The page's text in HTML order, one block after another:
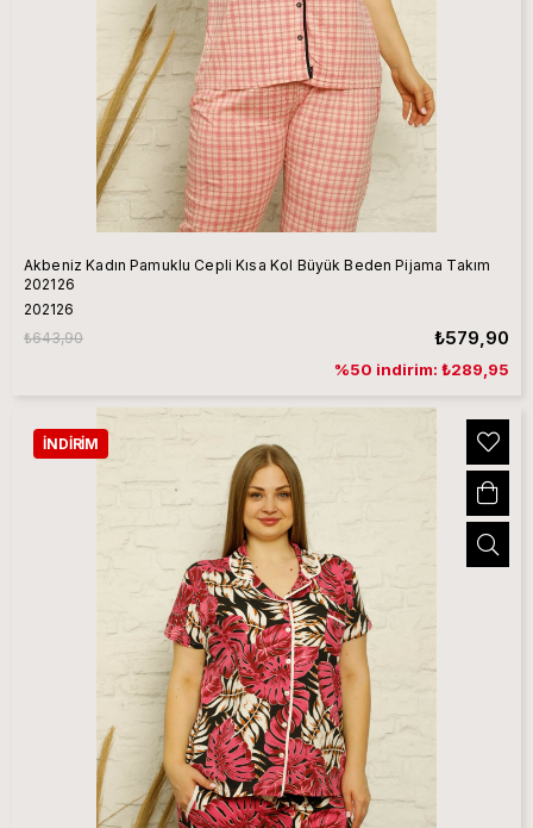
Akbeniz Kadın Pamuklu Cepli Kısa Kol Büyük Beden Pijama Takım
202126
202126
₺579,90
₺643,90
%50 indirim: ₺289,95
İNDIRIM